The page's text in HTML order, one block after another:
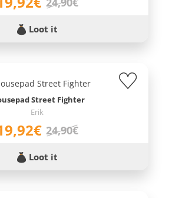
Loot it
Street Fighter
Erik
24,90€
Loot it